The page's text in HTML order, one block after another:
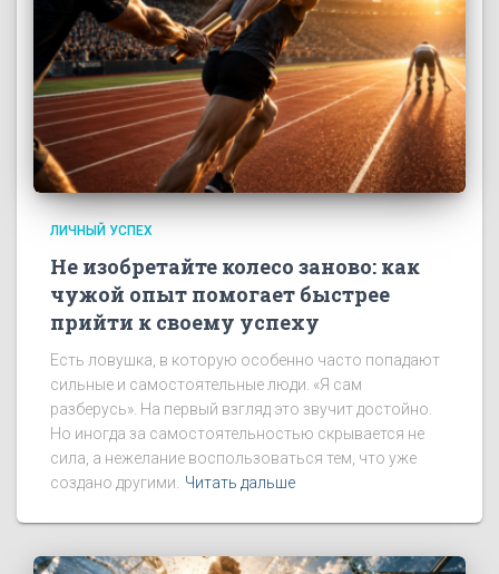
ЛИЧНЫЙ УСПЕХ
Не изобретайте колесо заново: как
чужой опыт помогает быстрее
прийти к своему успеху
Есть ловушка, в которую особенно часто попадают
сильные и самостоятельные люди. «Я сам
разберусь». На первый взгляд это звучит достойно.
Но иногда за самостоятельностью скрывается не
сила, а нежелание воспользоваться тем, что уже
создано другими. Читать дальше